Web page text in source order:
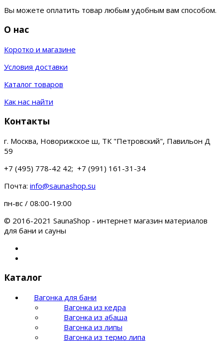
Вы можете оплатить товар любым удобным вам способом.
О нас
Коротко и магазине
Условия доставки
Каталог товаров
Как нас найти
Контакты
г. Москва, Новорижское ш, ТК "Петровский", Павильон Д
59
+7 (495) 778-42 42; +7 (991) 161-31-34
Почта: info@saunashop.su
пн-вс / 08:00-19:00
© 2016-2021 SaunaShop - интернет магазин материалов
для бани и сауны
Каталог
Вагонка для бани
Вагонка из кедра
Вагонка из абаша
Вагонка из липы
Вагонка из термо липа